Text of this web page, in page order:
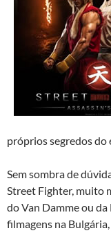
próprios segredos do
Sem sombra de
Street Fighter, muito
do Van Damme ou
filmagens na